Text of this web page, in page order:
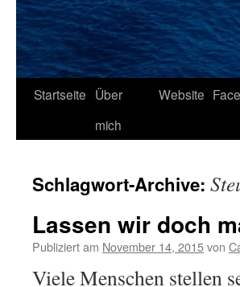
Zum
Startseite Über
mich
Website
Schlagwort-Archive:
Lassen wir doch
Publiziert am November 14, 2015von
Viele Menschen stellen